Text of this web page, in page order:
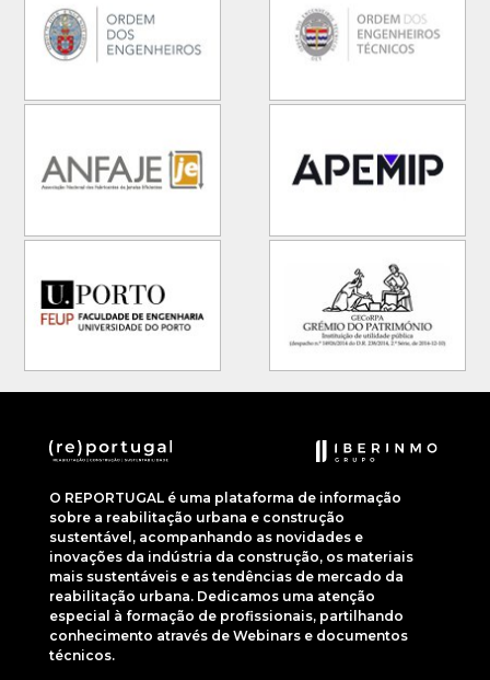
O REPORTUGAL é uma plataforma de informação
sobre a reabilitação urbana e construção
sustentável, acompanhando as novidades e
inovações da indústria da construção, os materiais
mais sustentáveis e as tendências de mercado da
reabilitação urbana. Dedicamos uma atenção
especial à formação de profissionais, partilhando
conhecimento através de Webinars e documentos
técnicos.